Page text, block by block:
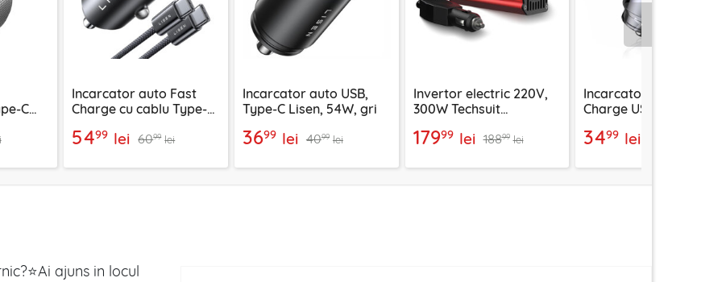
C
Incarcator auto Fast
Charge cu cablu Type-C
5499 lei 6099 lei
Incarcator auto USB,
Type-C Lisen, 54W, gri
3699 lei 4099 lei
Invertor electric 220V,
300W Techsuit
17999 lei 18899 lei
Incarcator auto Fast
Charge USB, Type-C
3499 lei
ajuns in locul